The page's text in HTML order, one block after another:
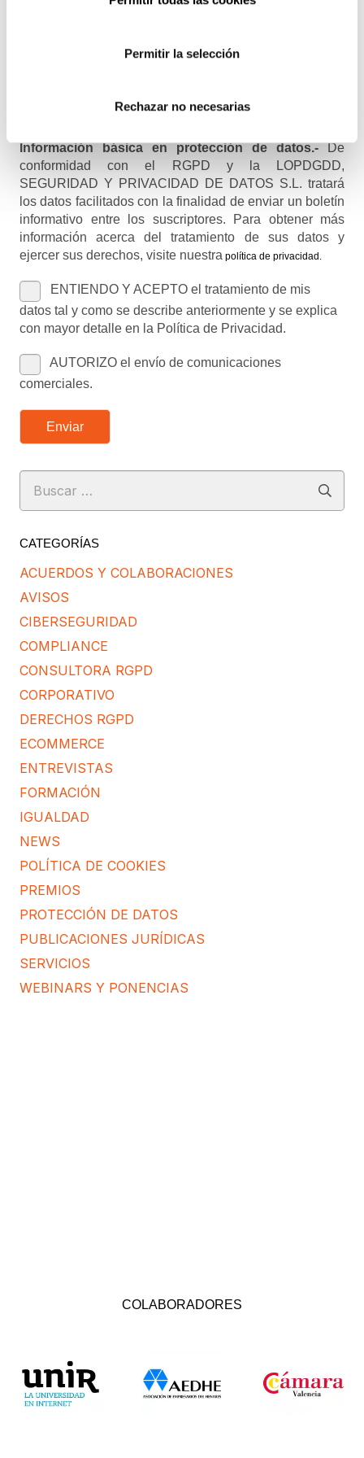
Permitir la selección
Rechazar no necesarias
Información básica en protección de datos.-De
conformidad con el RGPD y la LOPDGDD,
SEGURIDAD Y PRIVACIDAD DE DATOS S.L. tratará
los datos facilitados con la finalidad de enviar un boletín
informativo entre los suscriptores. Para obtener más
información acerca del tratamiento de sus datos y
ejercer sus derechos, visite nuestra política de privacidad
ENTIENDO Y ACEPTO el tratamiento de mis
datos tal y como se describe anteriormente y se explica
con mayor detalle en la Política de Privacidad.
AUTORIZO el envío de comunicaciones
comerciales.
Enviar
Buscar:
CATEGORÍAS
ACUERDOS Y COLABORACIONES
AVISOS
CIBERSEGURIDAD
COMPLIANCE
CONSULTORA RGPD
CORPORATIVO
DERECHOS RGPD
ECOMMERCE
ENTREVISTAS
FORMACIÓN
IGUALDAD
NEWS
POLÍTICA DE COOKIES
PREMIOS
PROTECCIÓN DE DATOS
PUBLICACIONES JURÍDICAS
SERVICIOS
WEBINARS Y PONENCIAS
COLABORADORES